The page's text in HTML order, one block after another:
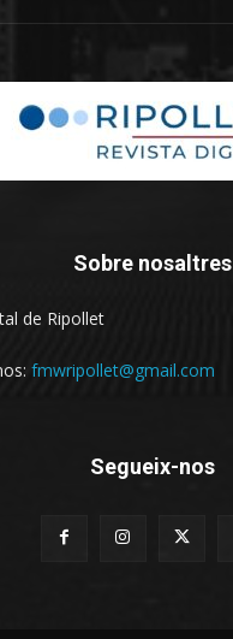
Sobre nosaltres
de Ripollet
fmwripollet@gmail.com
Segueix-nos